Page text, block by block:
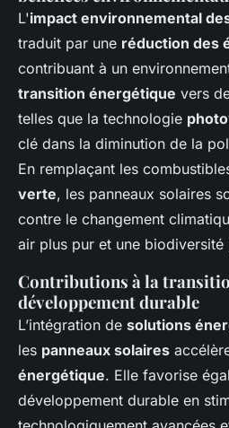
L'impact environnemental
traduit par une réduction des
contribuant à un
transition énergétique vers
telles que la technologie
clé dans la diminution de la
En remplaçant les
verte, les panneaux solaires
contre le changement
air plus pur et une biodiversité
Contributions à la
développement durable
L’intégration de solutions
les panneaux solaires
énergétique. Elle favorise
développement durable en